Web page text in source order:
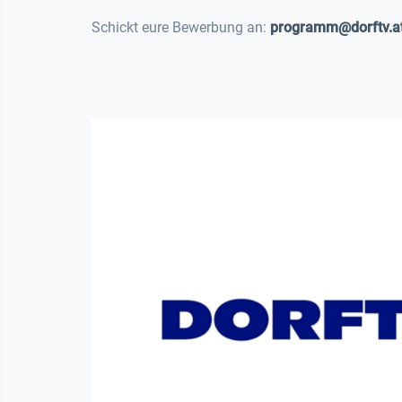
Schickt eure Bewerbung an: